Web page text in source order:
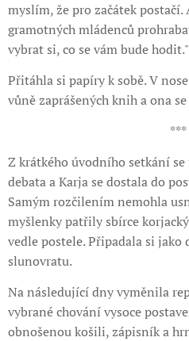
myslím, že pro začátek
gramotných mládenců
vybrat si, co se vám bude hodit."
Přitáhla si papíry k sobě. V
vůně zaprášených knih a ona
***
Z krátkého úvodního setkání
debata a Karja se dostala do
Samým rozčilením nemohla
myšlenky patřily sbírce
vedle postele. Připadala si
slunovratu.
Na následující dny vyměnila
vybrané chování vysoce
obnošenou košili, zápisník a